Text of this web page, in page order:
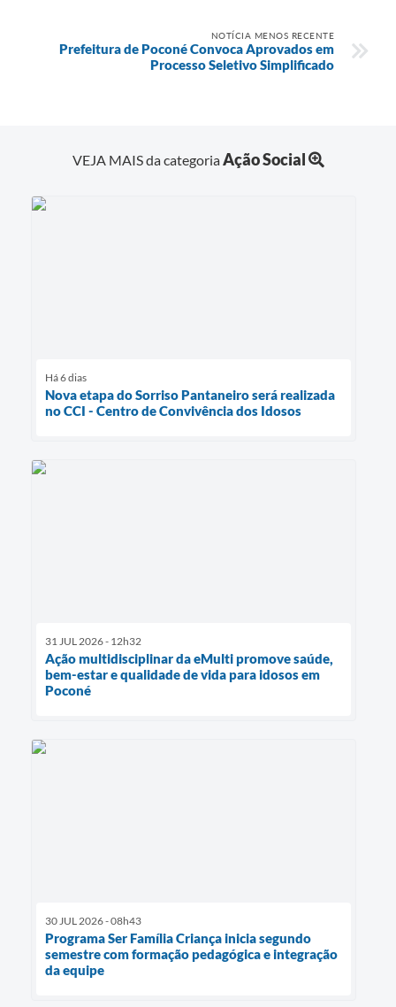
NOTÍCIA MENOS RECENTE
Prefeitura de Poconé Convoca Aprovados em
Processo Seletivo Simplificado
VEJA MAIS da categoriaAção Social
Há 6 dias
Nova etapa do Sorriso Pantaneiro será realizada
no CCI - Centro de Convivência dos Idosos
31 JUL 2026 - 12h32
Ação multidisciplinar da eMulti promove saúde,
bem-estar e qualidade de vida para idosos em
Poconé
30 JUL 2026 - 08h43
Programa Ser Família Criança inicia segundo
semestre com formação pedagógica e integração
da equipe